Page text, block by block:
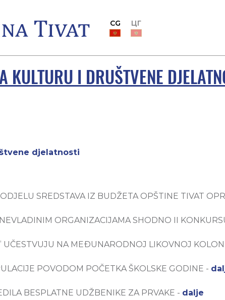
CG ЦГ
KULTURU I DRUŠTVENE
djelatnosti
SREDSTAVA IZ BUDŽETA OPŠTINE TIVAT
ORGANIZACIJAMA SHODNO II
UČESTVUJU NA MEĐUNARODNOJ LIKOVNOJ
POVODOM POČETKA ŠKOLSKE GODINE -
BESPLATNE UDŽBENIKE ZA PRVAKE - dalje